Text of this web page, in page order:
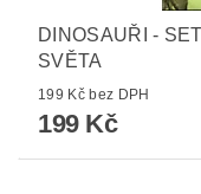
DINOSAUŘI -
SVĚTA
199 Kč bez DPH
199 Kč